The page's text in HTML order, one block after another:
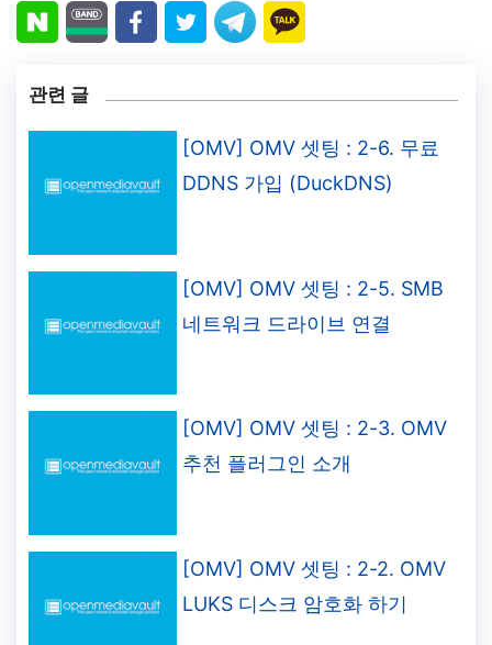
관련 글
[OMV] OMV 셋팅 : 2-6. 무료
DDNS 가입 (DuckDNS)
[OMV] OMV 셋팅 : 2-5. SMB
네트워크 드라이브 연결
[OMV] OMV 셋팅 : 2-3. OMV
추천 플러그인 소개
[OMV] OMV 셋팅 : 2-2. OMV
LUKS 디스크 암호화 하기